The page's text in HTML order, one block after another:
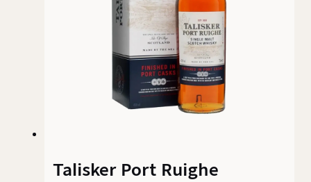
Talisker Port Ruighe